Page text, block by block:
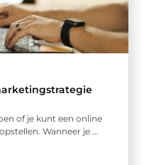
of je kunt een online
Wanneer je ...